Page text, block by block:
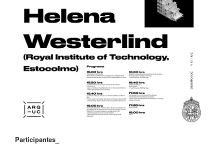
Participantes_